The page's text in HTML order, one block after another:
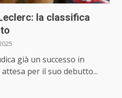
la classifica
già un successo in
attesa per il suo debutto...